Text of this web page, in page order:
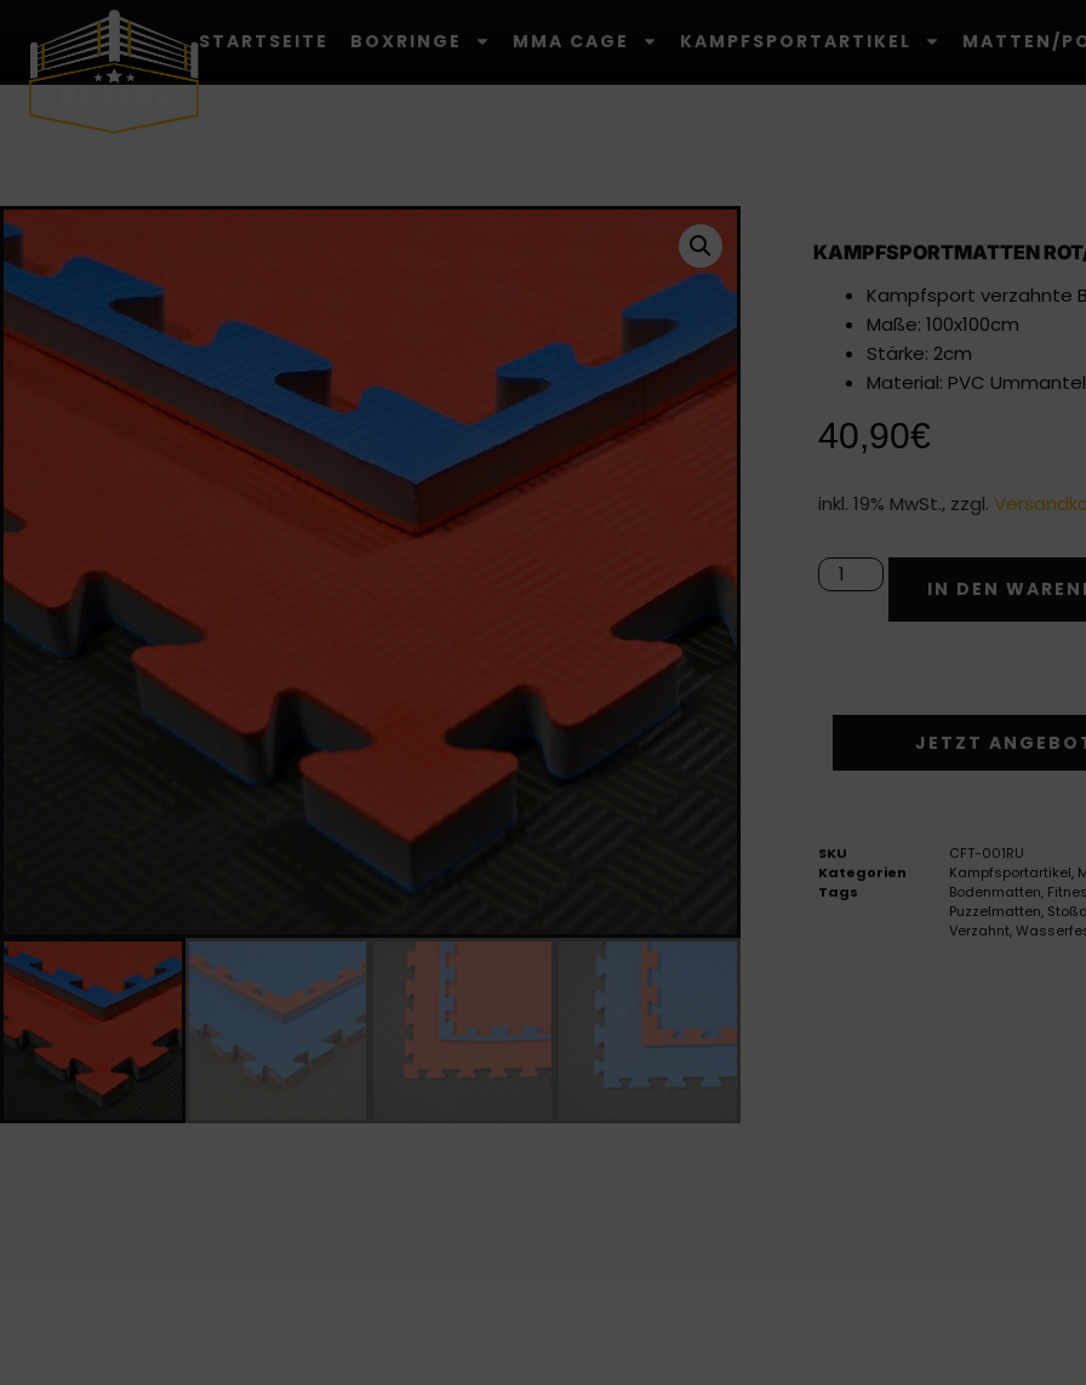
STARTSEITE BOXRINGE MMA CAGE KAMPFSPORTARTIKEL MATTEN/
KAMPFSPORTMATTEN
Kampfsport verzahnte
Maße: 100x100cm
Stärke: 2cm
Material: PVC
40,90€
inkl. 19% MwSt., zzgl.
IN DEN
JETZT
SKU
CFT-001RU
Kategorien
Kampfsportartikel,
Tags
Bodenmatten,
Puzzelmatten,
Verzahnt,